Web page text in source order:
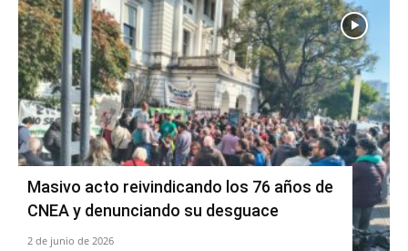
Masivo acto reivindicando los 76 años de
CNEA y denunciando su desguace
2 de junio de 2026